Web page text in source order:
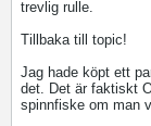
trevlig rulle.
Tillbaka till topic!
Jag hade köpt ett
det. Det är faktiskt
spinnfiske om man